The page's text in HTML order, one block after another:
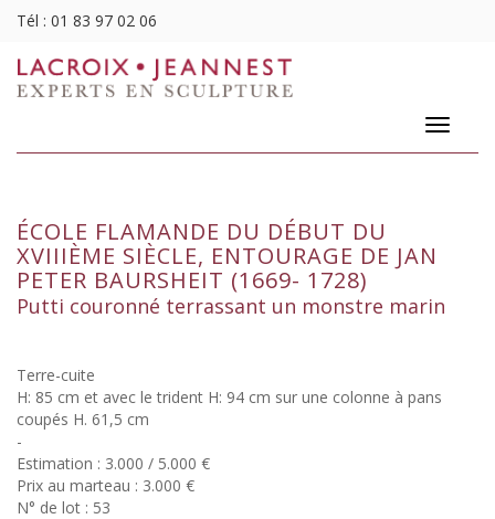
Tél : 01 83 97 02 06
Toggle
ÉCOLE FLAMANDE DU DÉBUT DU
XVIIIÈME SIÈCLE, ENTOURAGE DE JAN
PETER BAURSHEIT (1669- 1728)
Putti couronné terrassant un monstre marin
Terre-cuite
H: 85 cm et avec le trident H: 94 cm sur une colonne à pans
coupés H. 61,5 cm
-
Estimation : 3.000 / 5.000 €
Prix au marteau : 3.000 €
N° de lot : 53